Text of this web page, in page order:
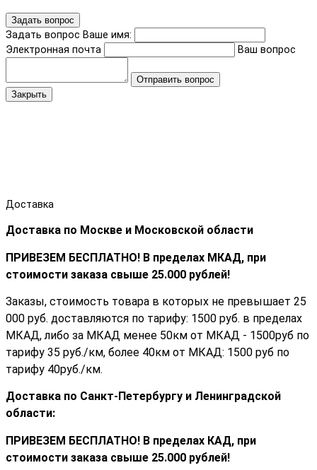
Задать вопрос
Задать вопрос Ваше имя:
Электронная почта
Ваш вопрос
Отправить вопрос
Закрыть
Доставка
Доставка по Москве и Московской области
ПРИВЕЗЕМ БЕСПЛАТНО! В пределах МКАД, при
стоимости заказа cвыше 25.000 рублей!
Заказы, стоимость товара в которых не превышает 25
000 руб. доставляются по тарифу: 1500 руб. в пределах
МКАД, либо за МКАД менее 50км от МКАД - 1500руб по
тарифу 35 руб./км, более 40км от МКАД: 1500 руб по
тарифу 40руб./км.
Доставка по Санкт-Петербургу и Ленинградской
области:
ПРИВЕЗЕМ БЕСПЛАТНО! В пределах КАД, при
стоимости заказа cвыше 25.000 рублей!